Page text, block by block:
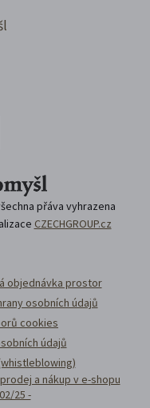
přáva vyhrazena
CZECHGROUP.cz
objednávka prostor
osobních údajů
cookies
údajů
a nákup v e-shopu
25 -